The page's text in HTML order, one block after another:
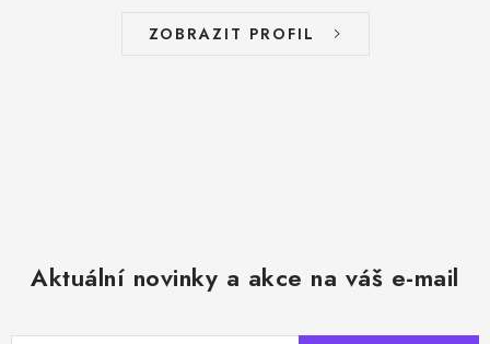
ZOBRAZIT PROFIL
Aktuální novinky a akce na váš e-mail